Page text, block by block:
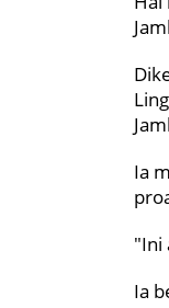
Ia
"Ini
Ia